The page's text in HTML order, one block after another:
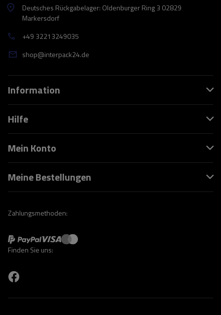
Deutsches Rückgabelager: Oldenburger Ring 3 02829
Markersdorf
+49 32213249035
shop@interpack24.de
Information
Hilfe
Mein Konto
Meine Bestellungen
Zahlungsmethoden:
Finden Sie uns: